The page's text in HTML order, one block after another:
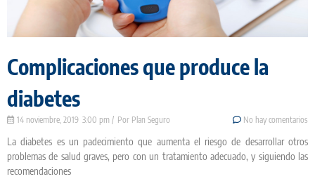
Complicaciones que produce la
diabetes
Plan Seguro
14 noviembre, 2019 3:00 pm No hay comentarios
La diabetes es un padecimiento que aumenta el riesgo de desarrollar otros
problemas de salud graves, pero con un tratamiento adecuado, y siguiendo las
recomendaciones